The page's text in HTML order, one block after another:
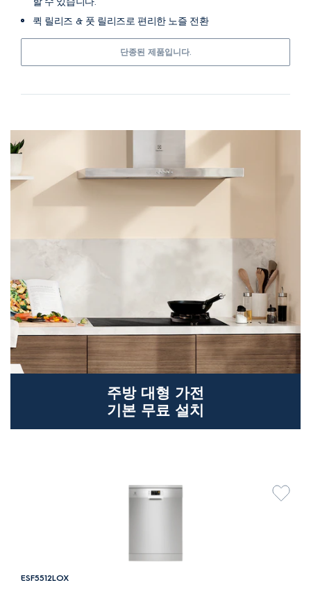
퀵 릴리즈 & 풋 릴리즈로 편리한 노즐 전환
단종된 제품입니다.
주방 대형 가전
기본 무료 설치
ESF5512LOX